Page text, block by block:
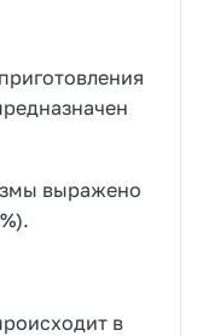
выражено
в